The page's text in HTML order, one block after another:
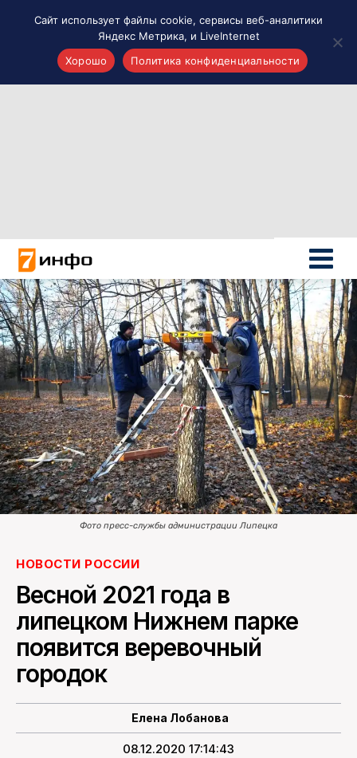
Новости России
Политика
Новости мира
Все материалы 7инфо
О НАС
ПОИСК ПО САЙТУ
Фото пресс-службы администрации Липецка
НОВОСТИ РОССИИ
Весной 2021 года в
липецком Нижнем парке
появится веревочный
городок
Елена Лобанова
08.12.2020 17:14:43
Сайт использует файлы cookie, сервисы веб-аналитики
Яндекс Метрика, и LiveInternet
Хорошо
Политика конфиденциальности